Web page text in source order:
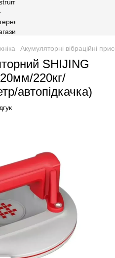
Акумуляторні вібраційні
SHIJING
220кг/
автопідкачка)